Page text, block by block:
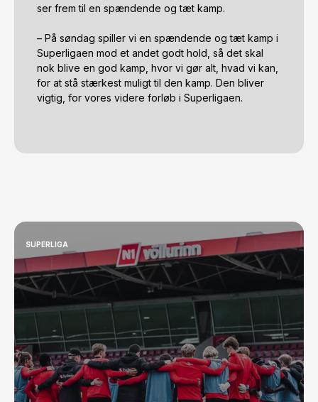
ser frem til en spændende og tæt kamp.
– På søndag spiller vi en spændende og tæt kamp i
Superligaen mod et andet godt hold, så det skal
nok blive en god kamp, hvor vi gør alt, hvad vi kan,
for at stå stærkest muligt til den kamp. Den bliver
vigtig, for vores videre forløb i Superligaen.
SUPERLIGA